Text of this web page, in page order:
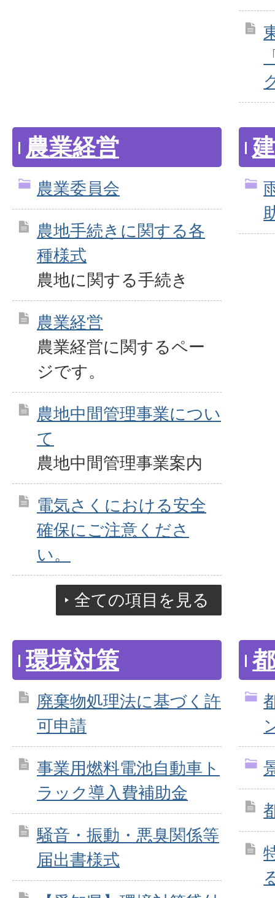
農業経営
農業委員会
農地手続きに関する各
種様式
農地に関する手続き
農業経営
農業経営に関するペー
ジです。
農地中間管理事業につい
て
農地中間管理事業案内
電気さくにおける安全
確保にご注意くださ
い。
全ての項目を見る
環境対策
廃棄物処理法に基づく許
可申請
事業用燃料電池自動車ト
ラック導入費補助金
騒音・振動・悪臭関係等
届出書様式